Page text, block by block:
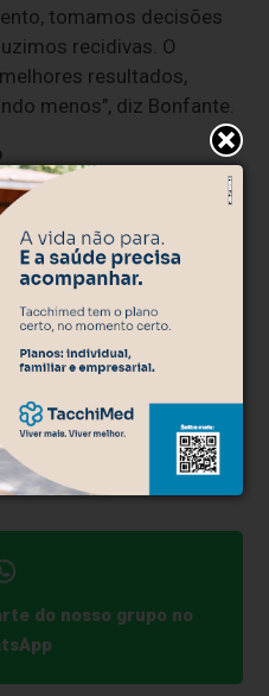
tomamos decisões
recidivas. O
resultados,
menos", diz Bonfante.
interior do estado do
a orientar outros
para médicos
do Brasil, com
criação de planos de
do consultório para
crônica e sarcopenia. A
dando certo — metas,
— respeitando as
do nosso grupo no